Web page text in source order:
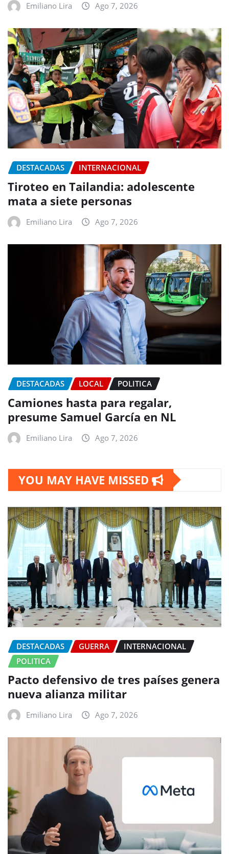
Emiliano Lira Ago 7, 2026
DESTACADAS INTERNACIONAL
Tiroteo en Tailandia: adolescente
mata a siete personas
Emiliano Lira Ago 7, 2026
DESTACADAS LOCAL POLITICA
Camiones hasta para regalar,
presume Samuel García en NL
Emiliano Lira Ago 7, 2026
YOU MAY HAVE MISSED
DESTACADAS GUERRA
INTERNACIONAL
POLITICA
Pacto defensivo de tres países genera
nueva alianza militar
Emiliano Lira Ago 7, 2026